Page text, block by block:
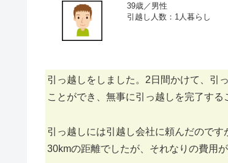
39歳／男性
引越し人数：1人暮らし
引っ越しをしました。2日間かけて、引
ことができ、無事に引っ越しを完了する
引っ越しには引越し会社に頼んだので
30kmの距離でしたが、それなりの費用